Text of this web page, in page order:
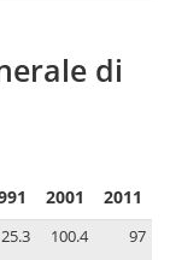
di
2001 2011
100.4 97